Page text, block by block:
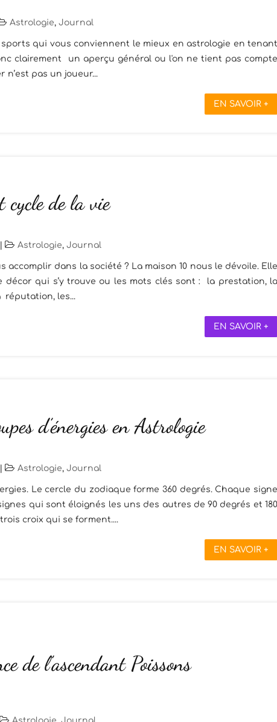
Astrologie, Journal
sports qui vous conviennent le mieux en astrologie en
clairement un aperçu général ou l'on ne tient pas
pas un joueur...
EN SAVOIR +
cycle de la vie
Astrologie, Journal
accomplir dans la société ? La maison 10 nous le dévoile.
qui s’y trouve ou les mots clés sont : la prestation,
réputation, les...
EN SAVOIR +
d’énergies en Astrologie
Astrologie, Journal
Le cercle du zodiaque forme 360 ​​degrés. Chaque
qui sont éloignés les uns des autres de 90 degrés et
croix qui se forment....
EN SAVOIR +
de l’ascendant Poissons